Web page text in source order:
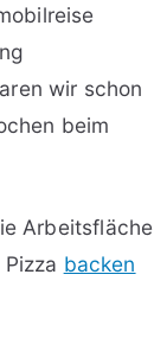
wir schon
beim
Arbeitsfläche
backen